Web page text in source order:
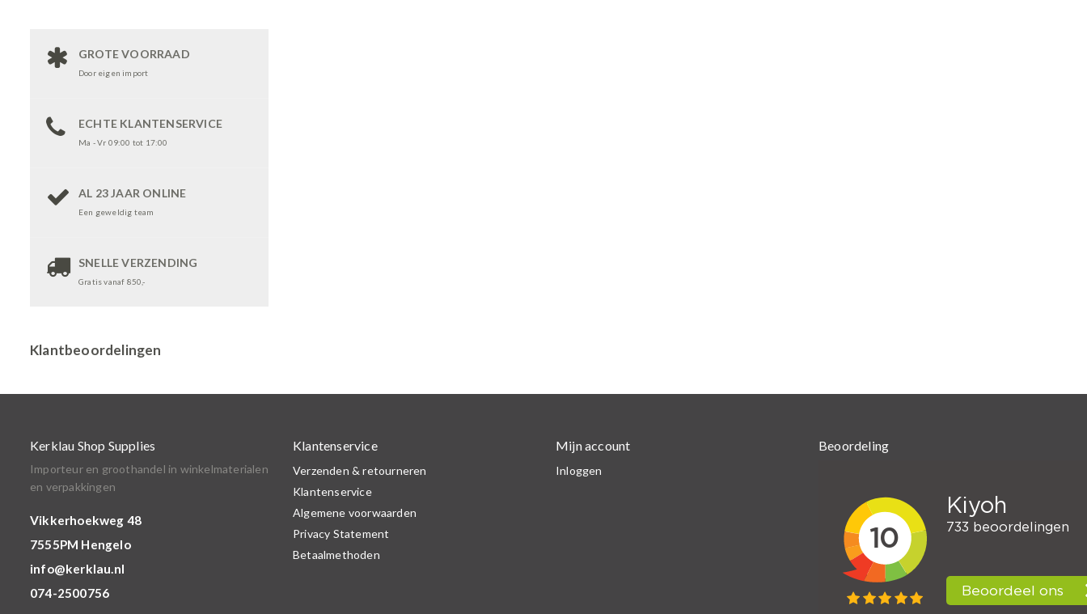
GROTE VOORRAAD
Door eigen import
ECHTE KLANTENSERVICE
Ma - Vr 09:00 tot 17:00
AL 23 JAAR ONLINE
Een geweldig team
SNELLE VERZENDING
Gratis vanaf 850,-
Klantbeoordelingen
Kerklau Shop Supplies
Importeur en groothandel in winkelmaterialen
en verpakkingen
Vikkerhoekweg 48
7555PM Hengelo
info@kerklau.nl
074-2500756
Klantenservice
Verzenden & retourneren
Klantenservice
Algemene voorwaarden
Privacy Statement
Betaalmethoden
Mijn account
Inloggen
Beoordeling